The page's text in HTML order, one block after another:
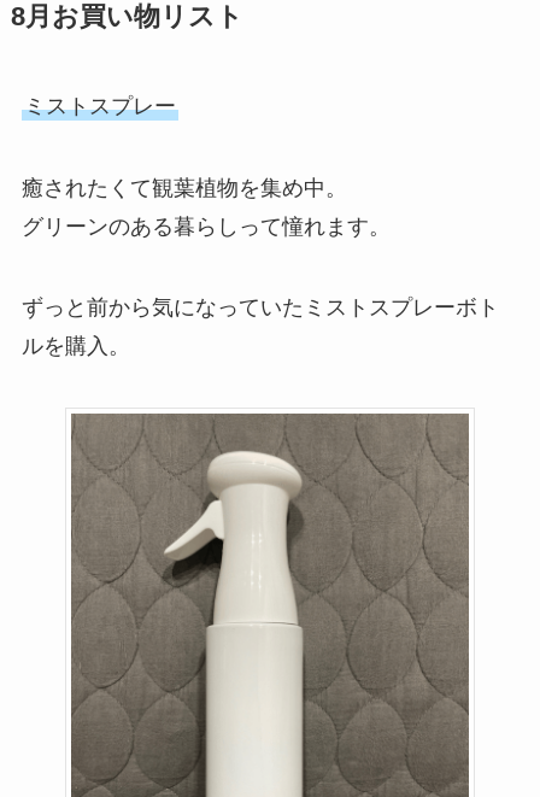
8月お買い物リスト
ミストスプレー
癒されたくて観葉植物を集め中。
グリーンのある暮らしって憧れます。
ずっと前から気になっていたミストスプレーボト
ルを購入。